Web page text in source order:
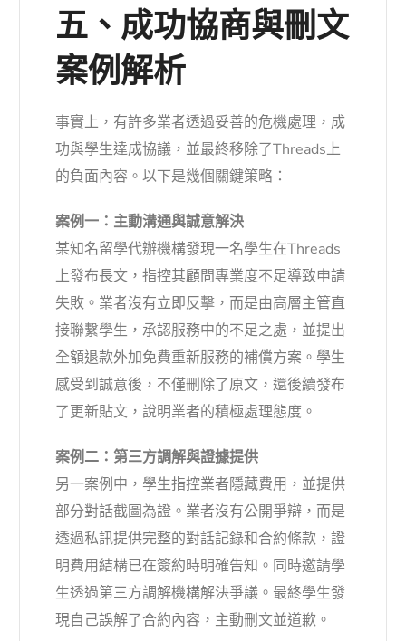
五、成功協商與刪文
案例解析
事實上，有許多業者透過妥善的危機處理，成
功與學生達成協議，並最終移除了Threads上
的負面內容。以下是幾個關鍵策略：
案例一：主動溝通與誠意解決
某知名留學代辦機構發現一名學生在Threads
上發布長文，指控其顧問專業度不足導致申請
失敗。業者沒有立即反擊，而是由高層主管直
接聯繫學生，承認服務中的不足之處，並提出
全額退款外加免費重新服務的補償方案。學生
感受到誠意後，不僅刪除了原文，還後續發布
了更新貼文，說明業者的積極處理態度。
案例二：第三方調解與證據提供
另一案例中，學生指控業者隱藏費用，並提供
部分對話截圖為證。業者沒有公開爭辯，而是
透過私訊提供完整的對話記錄和合約條款，證
明費用結構已在簽約時明確告知。同時邀請學
生透過第三方調解機構解決爭議。最終學生發
現自己誤解了合約內容，主動刪文並道歉。